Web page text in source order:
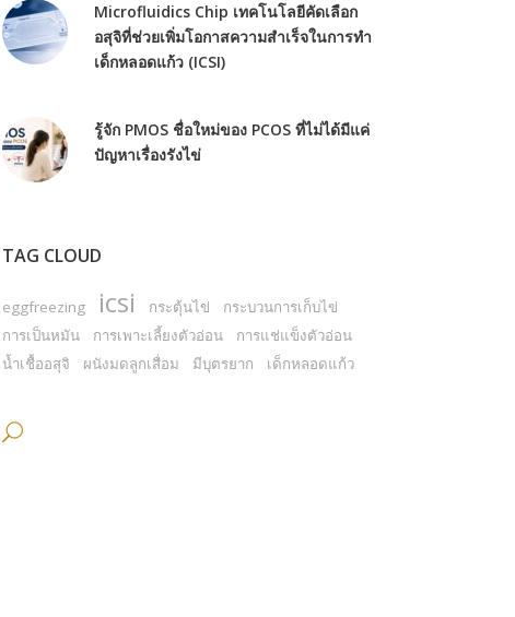
Microfluidics Chip เทคโนโลยีคัดเลือก
อสุจิที่ช่วยเพิ่มโอกาสความสำเร็จในการทำ
เด็กหลอดแก้ว (ICSI)
รู้จัก PMOS ชื่อใหม่ของ PCOS ที่ไม่ได้มีแค่
ปัญหาเรื่องรังไข่
TAG CLOUD
eggfreezing icsi กระตุ้นไข่
กระบวนการเก็บไข่
การเป็นหมัน
การเพาะเลี้ยงตัวอ่อน
การแช่แข็งตัวอ่อน
น้ำเชื้ออสุจิ
ผนังมดลูกเสื่อม มีบุตรยาก เด็กหลอดแก้ว